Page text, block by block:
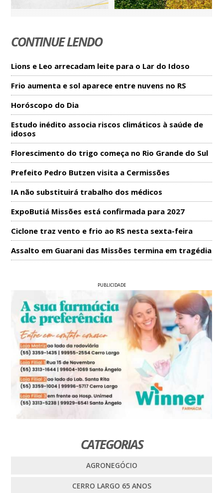
CONTINUE LENDO
Lions e Leo arrecadam leite para o Lar do Idoso
Frio aumenta e sol aparece entre nuvens no RS
Horóscopo do Dia
Estudo inédito associa riscos climáticos à saúde de
idosos
Florescimento do trigo começa no Rio Grande do Sul
Prefeito Pedro Butzen visita a Cermissões
IA não substituirá trabalho dos médicos
ExpoButiá Missões está confirmada para 2027
Ciclone traz vento e frio ao RS nesta sexta-feira
Assalto em Guarani das Missões termina em tragédia
PUBLICIDADE
CATEGORIAS
AGRONEGÓCIO
CERRO LARGO 65 ANOS